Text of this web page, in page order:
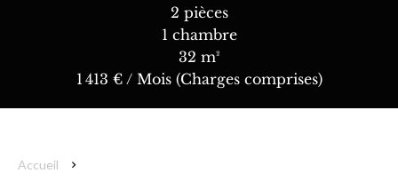
2 pièces
1 chambre
32 m²
1 413 € / Mois (Charges comprises)
Accueil